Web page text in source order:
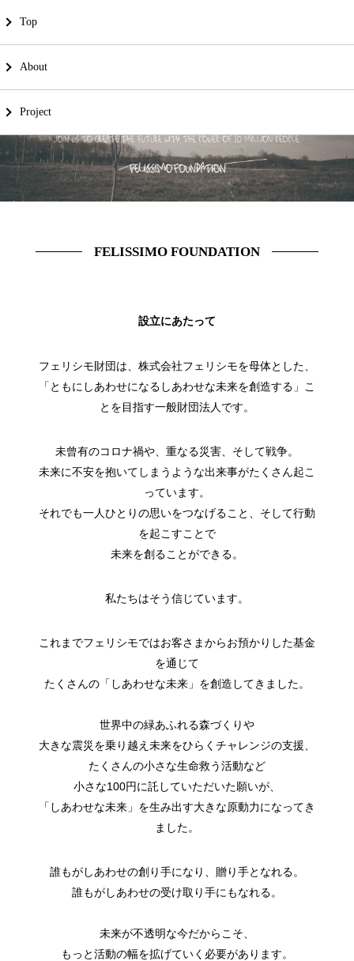
Top
About
Project
FELISSIMO FOUNDATION
設立にあたって
フェリシモ財団は、株式会社フェリシモを母体とした、
「ともにしあわせになるしあわせな未来を創造する」こ
とを目指す一般財団法人です。
未曾有のコロナ禍や、重なる災害、そして戦争。
未来に不安を抱いてしまうような出来事がたくさん起こ
っています。
それでも一人ひとりの思いをつなげること、そして行動
を起こすことで
未来を創ることができる。
私たちはそう信じています。
これまでフェリシモではお客さまからお預かりした基金
を通じて
たくさんの「しあわせな未来」を創造してきました。
世界中の緑あふれる森づくりや
大きな震災を乗り越え未来をひらくチャレンジの支援、
たくさんの小さな生命救う活動など
小さな100円に託していただいた願いが、
「しあわせな未来」を生み出す大きな原動力になってき
ました。
誰もがしあわせの創り手になり、贈り手となれる。
誰もがしあわせの受け取り手にもなれる。
未来が不透明な今だからこそ、
もっと活動の幅を拡げていく必要があります。